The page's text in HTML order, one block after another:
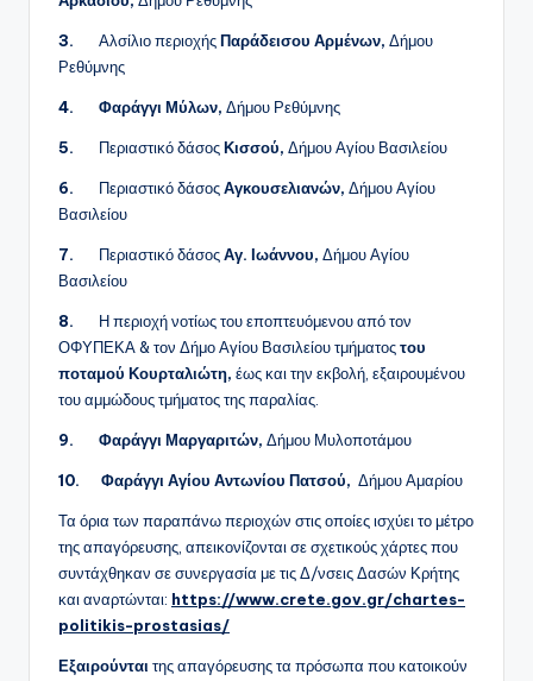
3. Αλσίλιο περιοχήςΠαράδεισου Αρμένων, Δήμου
Ρεθύμνης
4. Φαράγγι Μύλων, Δήμου Ρεθύμνης
5. Περιαστικό δάσοςΚισσού, Δήμου Αγίου Βασιλείου
6. Περιαστικό δάσοςΑγκουσελιανών, Δήμου Αγίου
Βασιλείου
7. Περιαστικό δάσοςΑγ. Ιωάννου, Δήμου Αγίου
Βασιλείου
8. Η περιοχή νοτίως του εποπτευόμενου από τον
ΟΦΥΠΕΚΑ & τον Δήμο Αγίου Βασιλείου τμήματοςτου
ποταμού Κουρταλιώτη, έως και την εκβολή, εξαιρουμένου
του αμμώδους τμήματος της παραλίας.
9. Φαράγγι Μαργαριτών, Δήμου Μυλοποτάμου
10. Φαράγγι Αγίου Αντωνίου Πατσού, Δήμου Αμαρίου
Τα όρια των παραπάνω περιοχών στις οποίες ισχύει το μέτρο
της απαγόρευσης, απεικονίζονται σε σχετικούς χάρτες που
συντάχθηκαν σε συνεργασία με τις Δ/νσεις Δασών Κρήτης
και αναρτώνται: https://www.crete.gov.gr/chartes-
politikis-prostasias/
Εξαιρούνται της απαγόρευσης τα πρόσωπα που κατοικούν